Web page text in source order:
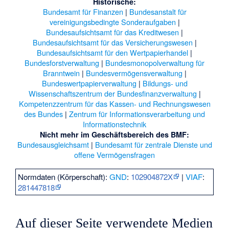
Bundesamt für Finanzen | Bundesanstalt für
vereinigungsbedingte Sonderaufgaben |
Bundesaufsichtsamt für das Kreditwesen |
Bundesaufsichtsamt für das Versicherungswesen |
Bundesaufsichtsamt für den Wertpapierhandel |
Bundesforstverwaltung | Bundesmonopolverwaltung für
Branntwein | Bundesvermögensverwaltung |
Bundeswertpapierverwaltung | Bildungs- und
Wissenschaftszentrum der Bundesfinanzverwaltung |
Kompetenzzentrum für das Kassen- und Rechnungswesen
des Bundes | Zentrum für Informationsverarbeitung und
Informationstechnik
Nicht mehr im Geschäftsbereich des BMF:
Bundesausgleichsamt| Bundesamt für zentrale Dienste und
offene Vermögensfragen
Normdaten (Körperschaft):GND: 102904872X |VIAF:
281447818
Auf dieser Seite verwendete Medien